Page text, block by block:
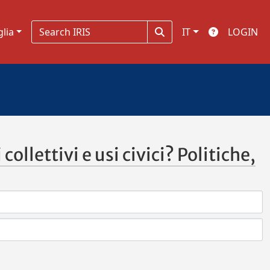
IT LOGIN
e usi civici? Politiche,